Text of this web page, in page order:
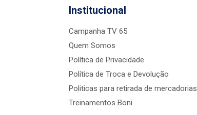
Institucional
Campanha TV 65
Quem Somos
Política de Privacidade
Política de Troca e Devolução
Politicas para retirada de mercadorias
Treinamentos Boni